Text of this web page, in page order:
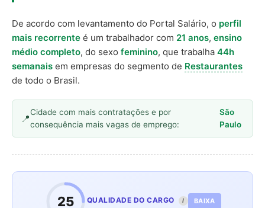
De acordo com levantamento do Portal Salário, o perfil
mais recorrente é um trabalhador com 21 anos, ensino
médio completo, do sexo feminino, que trabalha 44h
semanais em empresas do segmento de Restaurantes
de todo o Brasil.
Cidade com mais contratações e por
consequência mais vagas de emprego:
São
Paulo
25 QUALIDADE DO CARGO I BAIXA